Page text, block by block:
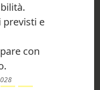
previsti e
con